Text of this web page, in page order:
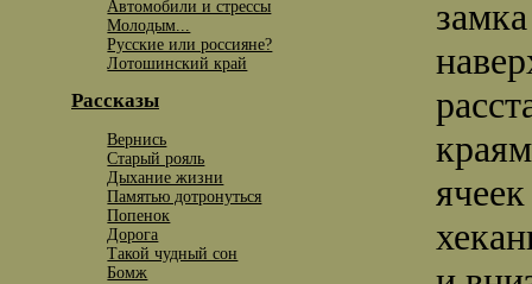
Автомобили и стрессы
Молодым...
Русские или россияне?
Лотошинский край
Рассказы
Вернись
Старый рояль
Дыхание жизни
Памятью дотронуться
Попенок
Дорога
Такой чудный сон
Бомж